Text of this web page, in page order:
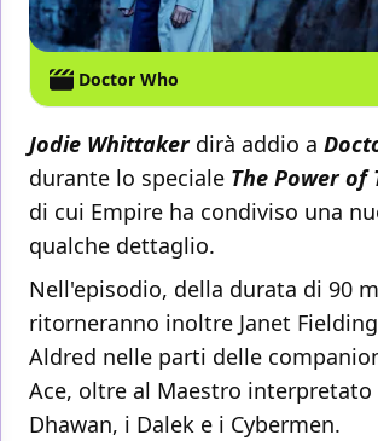
Doctor Who
Jodie Whittakerdirà addio a
durante lo speciale The Power of
di cui Empire ha condiviso una
qualche dettaglio.
Nell'episodio, della durata di 90
ritorneranno inoltre Janet
Aldred nelle parti delle
Ace, oltre al Maestro interpretato
Dhawan, i Dalek e i Cybermen.